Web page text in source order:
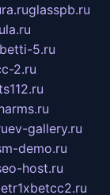
glasspb.ru
5.ru
2.ru
ev-gallery.ru
demo.ru
host.ru